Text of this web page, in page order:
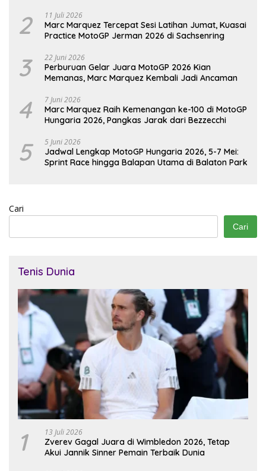
2 11 Juli 2026
Marc Marquez Tercepat Sesi Latihan Jumat, Kuasai
Practice MotoGP Jerman 2026 di Sachsenring
3 22 Juni 2026
Perburuan Gelar Juara MotoGP 2026 Kian
Memanas, Marc Marquez Kembali Jadi Ancaman
4 7 Juni 2026
Marc Marquez Raih Kemenangan ke-100 di MotoGP
Hungaria 2026, Pangkas Jarak dari Bezzecchi
5 5 Juni 2026
Jadwal Lengkap MotoGP Hungaria 2026, 5-7 Mei:
Sprint Race hingga Balapan Utama di Balaton Park
Cari
Cari
Tenis Dunia
1 13 Juli 2026
Zverev Gagal Juara di Wimbledon 2026, Tetap
Akui Jannik Sinner Pemain Terbaik Dunia